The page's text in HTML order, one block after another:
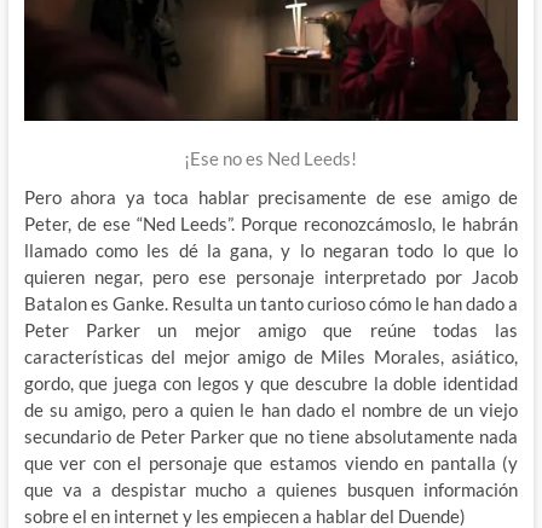
¡Ese no es Ned Leeds!
Pero ahora ya toca hablar precisamente de ese amigo de
Peter, de ese “Ned Leeds”. Porque reconozcámoslo, le habrán
llamado como les dé la gana, y lo negaran todo lo que lo
quieren negar, pero ese personaje interpretado por Jacob
Batalon es Ganke. Resulta un tanto curioso cómo le han dado a
Peter Parker un mejor amigo que reúne todas las
características del mejor amigo de Miles Morales, asiático,
gordo, que juega con legos y que descubre la doble identidad
de su amigo, pero a quien le han dado el nombre de un viejo
secundario de Peter Parker que no tiene absolutamente nada
que ver con el personaje que estamos viendo en pantalla (y
que va a despistar mucho a quienes busquen información
sobre el en internet y les empiecen a hablar del Duende)